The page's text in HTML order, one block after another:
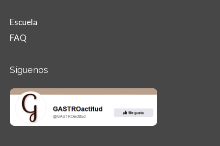
Escuela
FAQ
Síguenos